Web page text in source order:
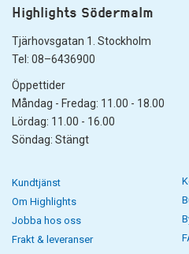
Highlights Södermalm
Tjärhovsgatan 1. Stockholm
Tel: 08–6436900
Öppettider
Måndag - Fredag: 11.00 - 18.00
Lördag: 11.00 - 16.00
Söndag: Stängt
Kundtjänst
Om Highlights
Jobba hos oss
Frakt & leveranser